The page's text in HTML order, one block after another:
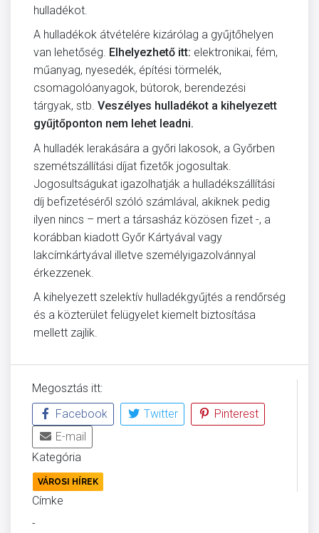
hulladékot.
A hulladékok átvételére kizárólag a gyűjtőhelyen
van lehetőség. Elhelyezhető itt: elektronikai, fém,
műanyag, nyesedék, építési törmelék,
csomagolóanyagok, bútorok, berendezési
tárgyak, stb. Veszélyes hulladékot a kihelyezett
gyűjtőponton nem lehet leadni.
A hulladék lerakására a győri lakosok, a Győrben
szemétszállítási díjat fizetők jogosultak.
Jogosultságukat igazolhatják a hulladékszállítási
díj befizetéséről szóló számlával, akiknek pedig
ilyen nincs – mert a társasház közösen fizet -, a
korábban kiadott Győr Kártyával vagy
lakcímkártyával illetve személyigazolvánnyal
érkezzenek.
A kihelyezett szelektív hulladékgyűjtés a rendőrség
és a közterület felügyelet kiemelt biztosítása
mellett zajlik.
Megosztás itt:
Facebook
Twitter
Pinterest
E-mail
Kategória
VÁROSI HÍREK
Címke
-